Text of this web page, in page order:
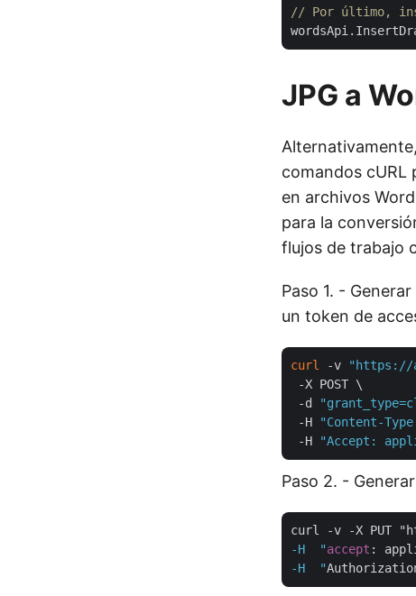
// Por último,
JPG a
comandos cURL
en archivos
para la
flujos de trabajo
Paso 1. -
un token de
curl -v "https://
-X POST \
-d
-H
"Content-
-H
"Accept:
Paso 2. -
curl -v -X PUT
-H  "accept :
-H  "